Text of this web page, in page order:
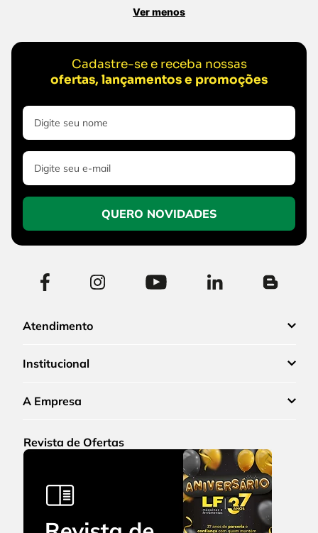
Ver menos
Cadastre-se e receba nossas
ofertas, lançamentos e promoções
QUERO NOVIDADES
Atendimento
Institucional
A Empresa
Revista de Ofertas